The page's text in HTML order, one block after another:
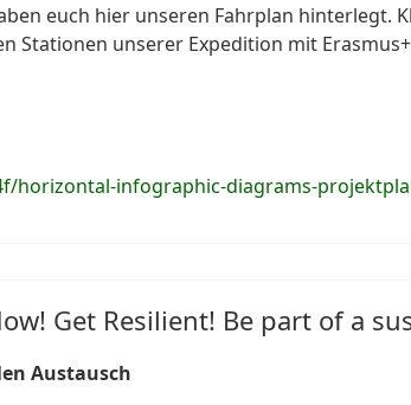
euch hier unseren Fahrplan hinterlegt.
Stationen unserer Expedition mit
horizontal-infographic-diagrams-
Get Resilient! Be part of a
Austausch